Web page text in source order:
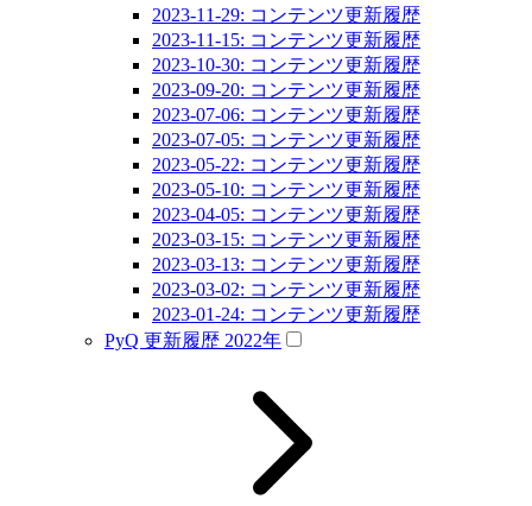
2023-11-29: コンテンツ更新履歴
2023-11-15: コンテンツ更新履歴
2023-10-30: コンテンツ更新履歴
2023-09-20: コンテンツ更新履歴
2023-07-06: コンテンツ更新履歴
2023-07-05: コンテンツ更新履歴
2023-05-22: コンテンツ更新履歴
2023-05-10: コンテンツ更新履歴
2023-04-05: コンテンツ更新履歴
2023-03-15: コンテンツ更新履歴
2023-03-13: コンテンツ更新履歴
2023-03-02: コンテンツ更新履歴
2023-01-24: コンテンツ更新履歴
PyQ 更新履歴 2022年